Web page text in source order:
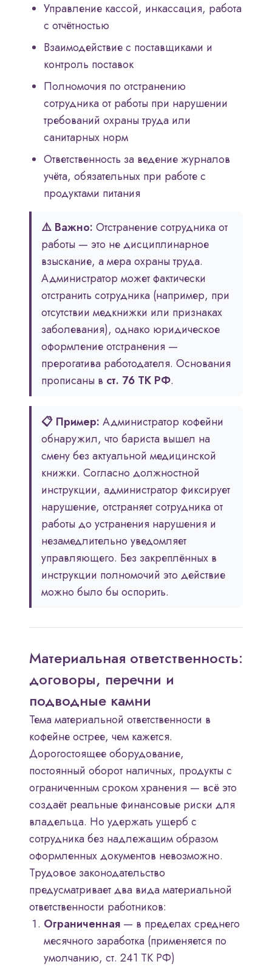
Управление кассой, инкассация, работа
с отчётностью
Взаимодействие с поставщиками и
контроль поставок
Полномочия по отстранению
сотрудника от работы при нарушении
требований охраны труда или
санитарных норм
Ответственность за ведение журналов
учёта, обязательных при работе с
продуктами питания
⚠️ Важно: Отстранение сотрудника от
работы — это не дисциплинарное
взыскание, а мера охраны труда.
Администратор может фактически
отстранить сотрудника (например, при
отсутствии медкнижки или признаках
заболевания), однако юридическое
оформление отстранения —
прерогатива работодателя. Основания
прописаны в ст. 76 ТК РФ.
📋 Пример: Администратор кофейни
обнаружил, что бариста вышел на
смену без актуальной медицинской
книжки. Согласно должностной
инструкции, администратор фиксирует
нарушение, отстраняет сотрудника от
работы до устранения нарушения и
незамедлительно уведомляет
управляющего. Без закреплённых в
инструкции полномочий это действие
можно было бы оспорить.
Материальная ответственность:
договоры, перечни и
подводные камни
Тема материальной ответственности в
кофейне острее, чем кажется.
Дорогостоящее оборудование,
постоянный оборот наличных, продукты с
ограниченным сроком хранения — всё это
создаёт реальные финансовые риски для
владельца. Но удержать ущерб с
сотрудника без надлежащим образом
оформленных документов невозможно.
Трудовое законодательство
предусматривает два вида материальной
ответственности работников:
Ограниченная — в пределах среднего
месячного заработка (применяется по
умолчанию, ст. 241 ТК РФ)